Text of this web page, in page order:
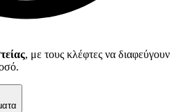
, με τους κλέφτες να διαφεύγουν